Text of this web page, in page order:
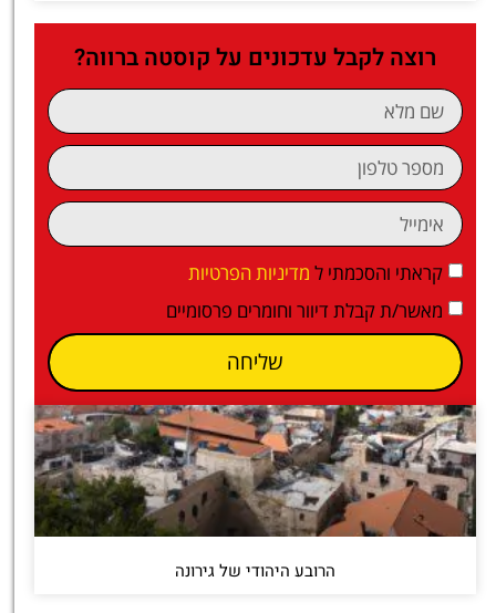
רוצה לקבל עדכונים על קוסטה ברווה?
קראתי והסכמתי ל מדיניות הפרטיות
מאשר/ת קבלת דיוור וחומרים פרסומיים
שליחה
הרובע היהודי של גירונה